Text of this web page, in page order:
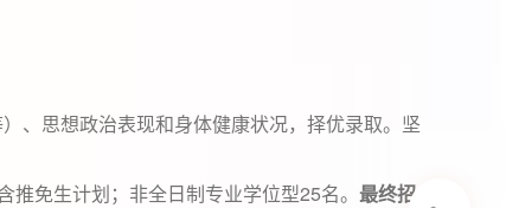
、思想政治表现和身体健康状况，择优录取。坚
推免生计划；非全日制专业学位型25名。 最终招